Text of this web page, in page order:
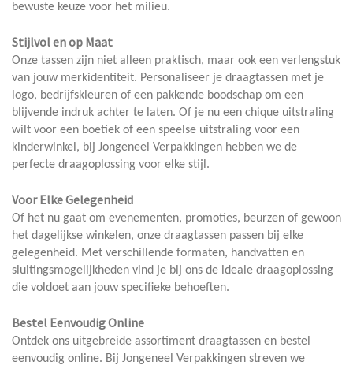
bewuste keuze voor het milieu.
Stijlvol en op Maat
Onze tassen zijn niet alleen praktisch, maar ook een verlengstuk
van jouw merkidentiteit. Personaliseer je draagtassen met je
logo, bedrijfskleuren of een pakkende boodschap om een
blijvende indruk achter te laten. Of je nu een chique uitstraling
wilt voor een boetiek of een speelse uitstraling voor een
kinderwinkel, bij Jongeneel Verpakkingen hebben we de
perfecte draagoplossing voor elke stijl.
Voor Elke Gelegenheid
Of het nu gaat om evenementen, promoties, beurzen of gewoon
het dagelijkse winkelen, onze draagtassen passen bij elke
gelegenheid. Met verschillende formaten, handvatten en
sluitingsmogelijkheden vind je bij ons de ideale draagoplossing
die voldoet aan jouw specifieke behoeften.
Bestel Eenvoudig Online
Ontdek ons uitgebreide assortiment draagtassen en bestel
eenvoudig online. Bij Jongeneel Verpakkingen streven we